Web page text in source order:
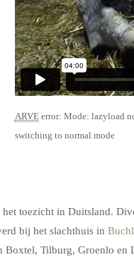
ARVEerror: Mode: lazyload
switching to normal mode
toezicht in Duitsland.
bij het slachthuis in
Boxtel, Tilburg, Groenlo en